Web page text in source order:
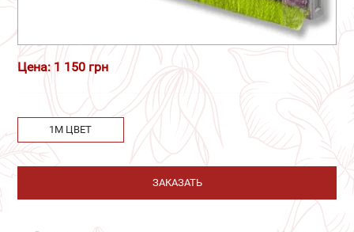
Цена: 1 150 грн
1М ЦВЕТ
ЗАКАЗАТЬ